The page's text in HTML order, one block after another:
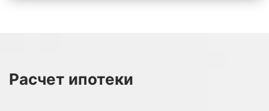
Расчет ипотеки